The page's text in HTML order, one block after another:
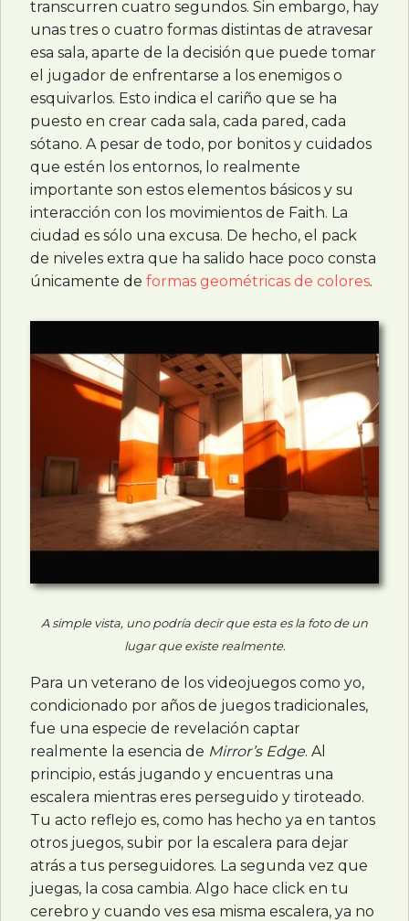
transcurren cuatro segundos. Sin embargo, hay
unas tres o cuatro formas distintas de atravesar
esa sala, aparte de la decisión que puede tomar
el jugador de enfrentarse a los enemigos o
esquivarlos. Esto indica el cariño que se ha
puesto en crear cada sala, cada pared, cada
sótano. A pesar de todo, por bonitos y cuidados
que estén los entornos, lo realmente
importante son estos elementos básicos y su
interacción con los movimientos de Faith. La
ciudad es sólo una excusa. De hecho, el pack
de niveles extra que ha salido hace poco consta
únicamente de formas geométricas de colores.
A simple vista, uno podría decir que esta es la foto de un
lugar que existe realmente.
Para un veterano de los videojuegos como yo,
condicionado por años de juegos tradicionales,
fue una especie de revelación captar
realmente la esencia de Mirror’s Edge. Al
principio, estás jugando y encuentras una
escalera mientras eres perseguido y tiroteado.
Tu acto reflejo es, como has hecho ya en tantos
otros juegos, subir por la escalera para dejar
atrás a tus perseguidores. La segunda vez que
juegas, la cosa cambia. Algo hace click en tu
cerebro y cuando ves esa misma escalera, ya no